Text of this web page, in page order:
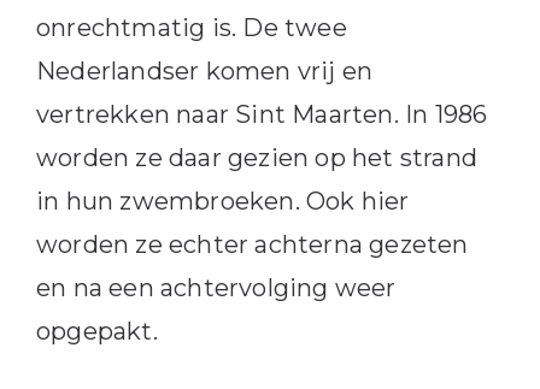
onrechtmatig is. De twee
Nederlandser komen vrij en
vertrekken naar Sint Maarten. In 1986
worden ze daar gezien op het strand
in hun zwembroeken. Ook hier
worden ze echter achterna gezeten
en na een achtervolging weer
opgepakt.